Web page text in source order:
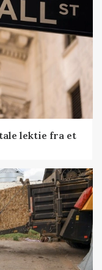
lektie fra et